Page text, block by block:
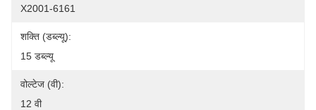
X2001-6161
शक्ति (डब्ल्यू):
15 डब्ल्यू
वोल्टेज (वी):
12 वी